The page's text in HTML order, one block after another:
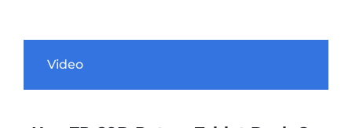
Video